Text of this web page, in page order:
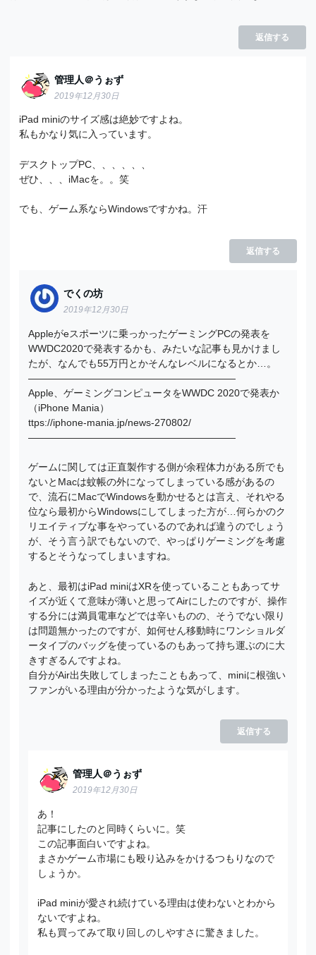
返信する
管理人＠うぉず
2019年12月30日
iPad miniのサイズ感は絶妙ですよね。
私もかなり気に入っています。
デスクトップPC、、、、、、
ぜひ、、、iMacを。。笑
でも、ゲーム系ならWindowsですかね。汗
返信する
でくの坊
2019年12月30日
Appleがeスポーツに乗っかったゲーミングPCの発表を
WWDC2020で発表するかも、みたいな記事も見かけまし
たが、なんでも55万円とかそんなレベルになるとか…。
―――――――――――――――――――――
Apple、ゲーミングコンピュータをWWDC 2020で発表か
（iPhone Mania）
ttps://iphone-mania.jp/news-270802/
―――――――――――――――――――――
ゲームに関しては正直製作する側が余程体力がある所でも
ないとMacは蚊帳の外になってしまっている感があるの
で、流石にMacでWindowsを動かせるとは言え、それやる
位なら最初からWindowsにしてしまった方が…何らかのク
リエイティブな事をやっているのであれば違うのでしょう
が、そう言う訳でもないので、やっぱりゲーミングを考慮
するとそうなってしまいますね。
あと、最初はiPad miniはXRを使っていることもあってサ
イズが近くて意味が薄いと思ってAirにしたのですが、操作
する分には満員電車などでは辛いものの、そうでない限り
は問題無かったのですが、如何せん移動時にワンショルダ
ータイプのバッグを使っているのもあって持ち運ぶのに大
きすぎるんですよね。
自分がAir出失敗してしまったこともあって、miniに根強い
ファンがいる理由が分かったような気がします。
返信する
管理人＠うぉず
2019年12月30日
あ！
記事にしたのと同時くらいに。笑
この記事面白いですよね。
まさかゲーム市場にも殴り込みをかけるつもりなので
しょうか。
iPad miniが愛され続けている理由は使わないとわから
ないですよね。
私も買ってみて取り回しのしやすさに驚きました。